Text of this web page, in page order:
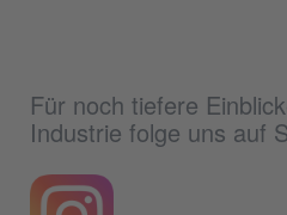
Für noch tiefere
Industrie folge uns auf